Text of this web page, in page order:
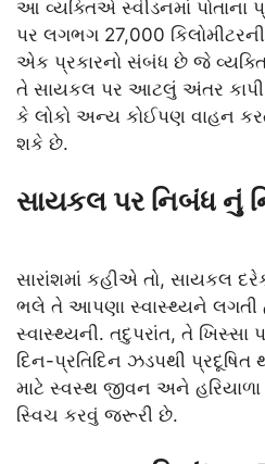
આ વ્યક્તિએ સ્વીડનમાં પોતાના
પર લગભગ 27,000
એક પ્રકારનો સંબંધ છે જે
તે સાયકલ પર આટલું અંતર
કે લોકો અન્ય કોઈપણ વાહન
શકે છે.
સાયકલ પર નિબંધ નું
સારાંશમાં કહીએ તો, સાયકલ
ભલે તે આપણા સ્વાસ્થ્યને લગતી
સ્વાસ્થ્યની. તદુપરાંત, તે ખિસ્સા
દિન-પ્રતિદિન ઝડપથી
માટે સ્વસ્થ જીવન અને
સ્વિચ કરવું જરૂરી છે.